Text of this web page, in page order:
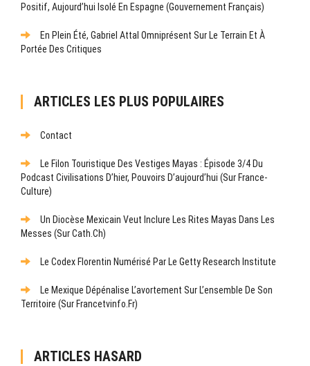
Positif, Aujourd’hui Isolé En Espagne (gouvernement Français)
En Plein Été, Gabriel Attal Omniprésent Sur Le Terrain Et À
Portée Des Critiques
ARTICLES LES PLUS POPULAIRES
Contact
Le Filon Touristique Des Vestiges Mayas : Épisode 3/4 Du
Podcast Civilisations D’hier, Pouvoirs D’aujourd’hui (sur France-
Culture)
Un Diocèse Mexicain Veut Inclure Les Rites Mayas Dans Les
Messes (sur Cath.ch)
Le Codex Florentin Numérisé Par Le Getty Research Institute
Le Mexique Dépénalise L’avortement Sur L’ensemble De Son
Territoire (sur Francetvinfo.fr)
ARTICLES HASARD